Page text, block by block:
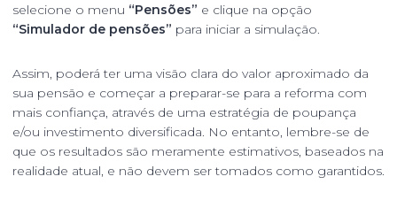
selecione o menu “Pensões” e clique na opção
“Simulador de pensões” para iniciar a simulação.
Assim, poderá ter uma visão clara do valor aproximado da
sua pensão e começar a preparar-se para a reforma com
mais confiança, através de uma estratégia de poupança
e/ou investimento diversificada. No entanto, lembre-se de
que os resultados são meramente estimativos, baseados na
realidade atual, e não devem ser tomados como garantidos.